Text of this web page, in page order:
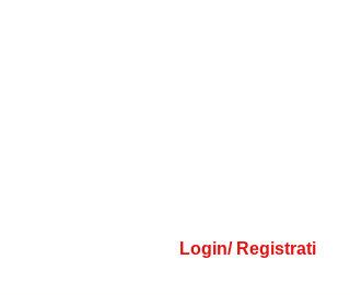
Login/ Registrati